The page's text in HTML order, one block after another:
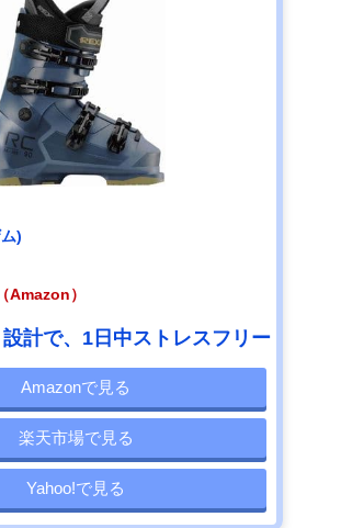
)
Amazon）
計で、1日中ストレスフリー
Amazonで見る
楽天市場で見る
Yahoo!で見る